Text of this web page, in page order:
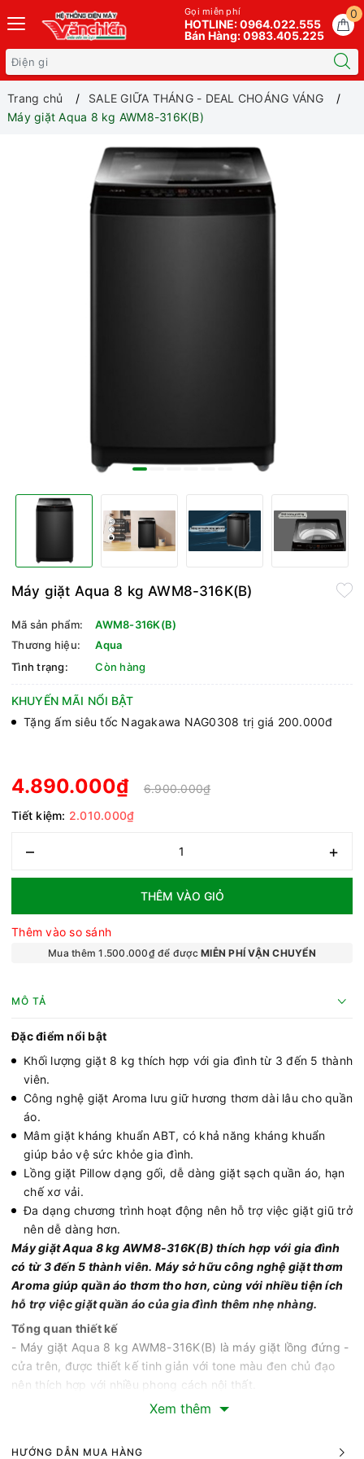
0
Gọi miễn phí
HOTLINE: 0964.022.555
Bán Hàng: 0983.405.225
Trang chủ
SALE GIỮA THÁNG - DEAL CHOÁNG VÁNG
Máy giặt Aqua 8 kg AWM8-316K(B)
Máy giặt Aqua 8 kg AWM8-316K(B)
Mã sản phẩm:
AWM8-316K(B)
Thương hiệu:
Aqua
Tình trạng:
Còn hàng
KHUYẾN MÃI NỔI BẬT
Tặng ấm siêu tốc Nagakawa NAG0308 trị giá 200.000đ
4.890.000₫
6.900.000₫
Tiết kiệm: 2.010.000₫
– +
THÊM VÀO GIỎ
Thêm vào so sánh
Mua thêm 1.500.000₫ để đượcMIỄN PHÍ VẬN CHUYỂN
MÔ TẢ
Đặc điểm nổi bật
Khối lượng giặt 8 kg thích hợp với gia đình từ 3 đến 5 thành
viên.
Công nghệ giặt Aroma lưu giữ hương thơm dài lâu cho quần
áo.
Mâm giặt kháng khuẩn ABT, có khả năng kháng khuẩn
giúp bảo vệ sức khỏe gia đình.
Lồng giặt Pillow dạng gối, dễ dàng giặt sạch quần áo, hạn
chế xơ vải.
Đa dạng chương trình hoạt động nên hỗ trợ việc giặt giũ trở
nên dễ dàng hơn.
Máy giặt Aqua 8 kg AWM8-316K(B) thích hợp với gia đình
có từ 3 đến 5 thành viên. Máy sở hữu công nghệ giặt thơm
Aroma giúp quần áo thơm tho hơn, cùng với nhiều tiện ích
hỗ trợ việc giặt quần áo của gia đình thêm nhẹ nhàng.
Tổng quan thiết kế
- Máy giặt Aqua 8 kg AWM8-316K(B) là máy giặt lồng đứng -
cửa trên, được thiết kế tinh giản với tone màu đen chủ đạo
nên thích hợp với nhiều phong cách nội thất.
- Bảng điều khiển được thiết kế với nút nhấn và màn hình LED
- Vỏ máy được làm bằng chất liệu kim loại sơn tĩnh điện mang
Xem thêm
HƯỚNG DẪN MUA HÀNG